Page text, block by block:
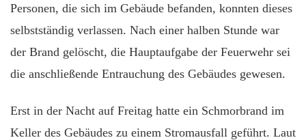
Personen, die sich im Gebäude befanden, konnten dieses
selbstständig verlassen. Nach einer halben Stunde war
der Brand gelöscht, die Hauptaufgabe der Feuerwehr sei
die anschließende Entrauchung des Gebäudes gewesen.
Erst in der Nacht auf Freitag hatte ein Schmorbrand im
Keller des Gebäudes zu einem Stromausfall geführt. Laut